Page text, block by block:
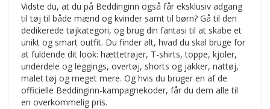
Vidste du, at du på Beddinginn også får eksklusiv adgang
til tøj til både mænd og kvinder samt til børn? Gå til den
dedikerede tøjkategori, og brug din fantasi til at skabe et
unikt og smart outfit. Du finder alt, hvad du skal bruge for
at fuldende dit look: hættetrøjer, T-shirts, toppe, kjoler,
underdele og leggings, overtøj, shorts og jakker, nattøj,
malet tøj og meget mere. Og hvis du bruger en af de
officielle Beddinginn-kampagnekoder, får du dem alle til
en overkommelig pris.